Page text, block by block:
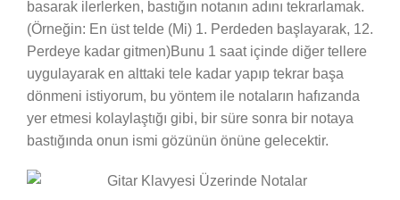
basarak ilerlerken, bastığın notanın adını tekrarlamak.
(Örneğin: En üst telde (Mi) 1. Perdeden başlayarak, 12.
Perdeye kadar gitmen)Bunu 1 saat içinde diğer tellere
uygulayarak en alttaki tele kadar yapıp tekrar başa
dönmeni istiyorum, bu yöntem ile notaların hafızanda
yer etmesi kolaylaştığı gibi, bir süre sonra bir notaya
bastığında onun ismi gözünün önüne gelecektir.